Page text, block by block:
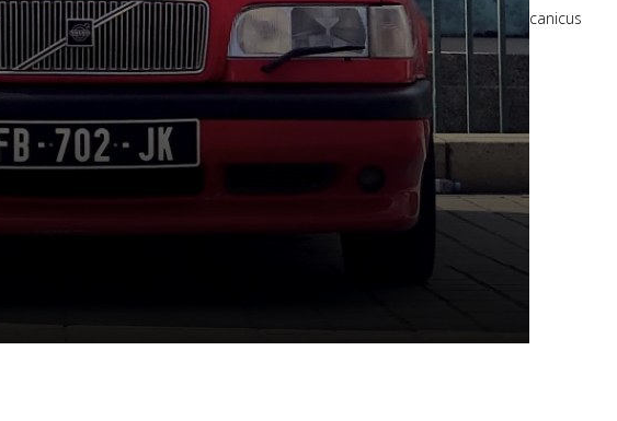
Crédits photos: Mecanicus